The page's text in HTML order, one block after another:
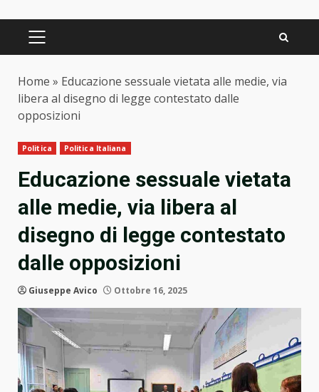
PRIMARY
Home » Educazione sessuale vietata alle medie, via
libera al disegno di legge contestato dalle
opposizioni
Politica Politica Italiana
Educazione sessuale vietata
alle medie, via libera al
disegno di legge contestato
dalle opposizioni
Giuseppe Avico Ottobre 16, 2025